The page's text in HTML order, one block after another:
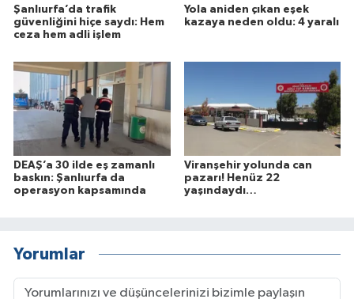
Şanlıurfa’da trafik
güvenliğini hiçe saydı: Hem
ceza hem adli işlem
Yola aniden çıkan eşek
kazaya neden oldu: 4 yaralı
DEAŞ’a 30 ilde eş zamanlı
baskın: Şanlıurfa da
operasyon kapsamında
Viranşehir yolunda can
pazarı! Henüz 22
yaşındaydı…
Yorumlar